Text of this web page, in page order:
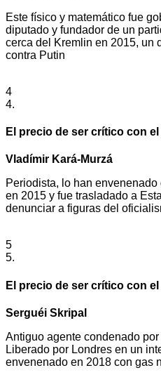
Este físico y matemático fue
diputado y fundador de un
cerca del Kremlin en 2015, un
contra Putin
4
4.
El precio de ser crítico con
Vladímir Kará-Murzá
Periodista, lo han
en 2015 y fue trasladado a
denunciar a figuras del
5
5.
El precio de ser crítico con
Serguéi Skripal
Antiguo agente condenado
Liberado por Londres en un
envenenado en 2018 con gas